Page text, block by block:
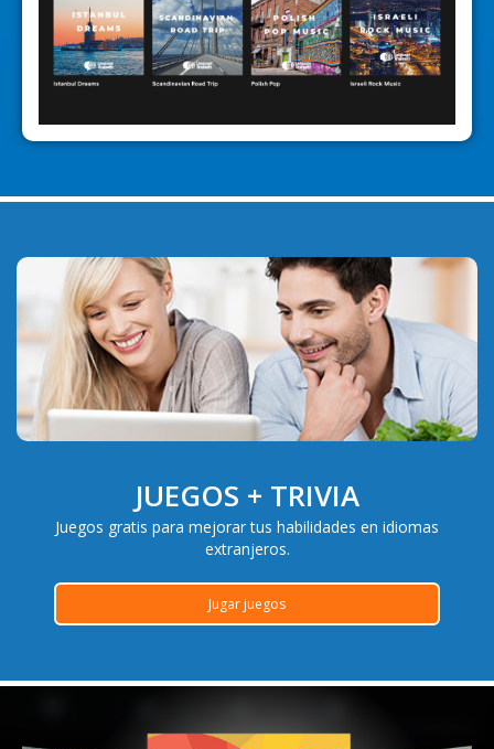
JUEGOS + TRIVIA
Juegos gratis para mejorar tus habilidades en idiomas
extranjeros.
Jugar juegos